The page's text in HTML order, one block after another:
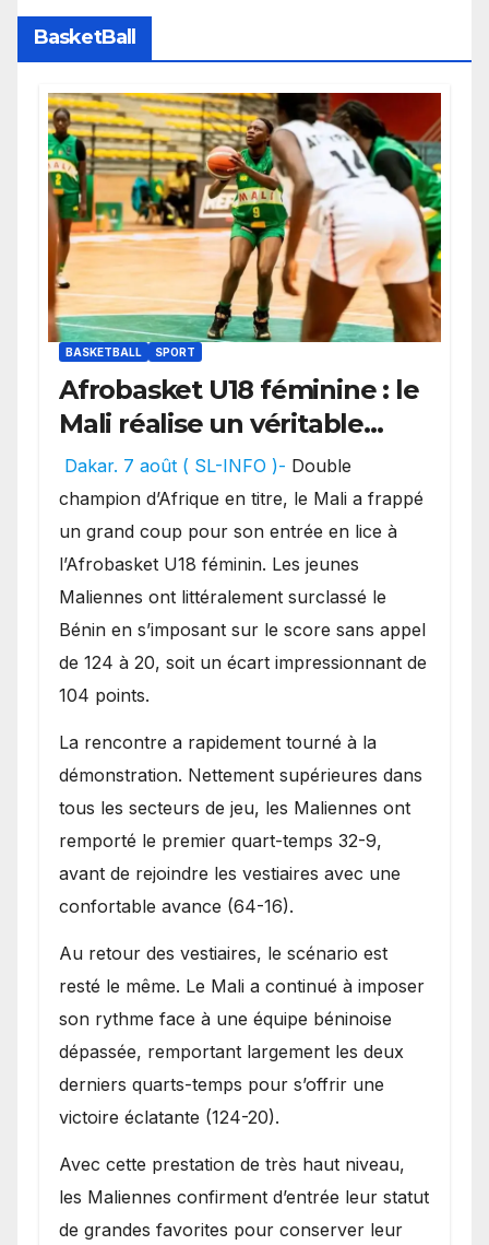
BasketBall
BASKETBALL SPORT
Afrobasket U18 féminine : le
Mali réalise un véritable
festival offensif et inflige
une lourde défaite au
Bénin.
Dakar. 7 août ( SL-INFO )- Double
champion d’Afrique en titre, le Mali a frappé
un grand coup pour son entrée en lice à
l’Afrobasket U18 féminin. Les jeunes
Maliennes ont littéralement surclassé le
Bénin en s’imposant sur le score sans appel
de 124 à 20, soit un écart impressionnant de
104 points.
La rencontre a rapidement tourné à la
démonstration. Nettement supérieures dans
tous les secteurs de jeu, les Maliennes ont
remporté le premier quart-temps 32-9,
avant de rejoindre les vestiaires avec une
confortable avance (64-16).
Au retour des vestiaires, le scénario est
resté le même. Le Mali a continué à imposer
son rythme face à une équipe béninoise
dépassée, remportant largement les deux
derniers quarts-temps pour s’offrir une
victoire éclatante (124-20).
Avec cette prestation de très haut niveau,
les Maliennes confirment d’entrée leur statut
de grandes favorites pour conserver leur